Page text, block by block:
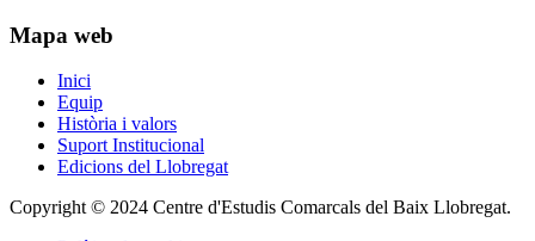
Mapa web
Inici
Equip
Història i valors
Suport Institucional
Edicions del Llobregat
Copyright © 2024 Centre d'Estudis Comarcals del Baix Llobregat.